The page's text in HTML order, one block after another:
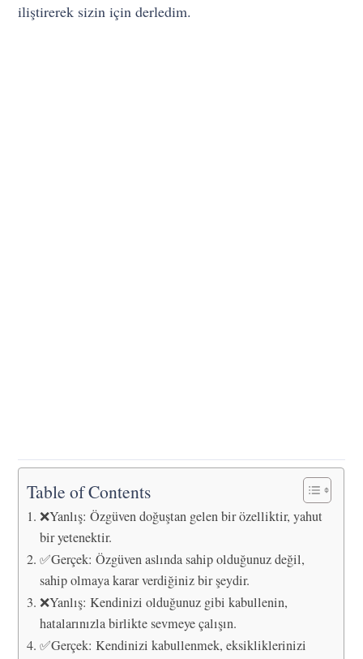
iliştirerek sizin için derledim.
Table of Contents
❌Yanlış: Özgüven doğuştan gelen bir özelliktir, yahut
bir yetenektir.
✅Gerçek: Özgüven aslında sahip olduğunuz değil,
sahip olmaya karar verdiğiniz bir şeydir.
❌Yanlış: Kendinizi olduğunuz gibi kabullenin,
hatalarınızla birlikte sevmeye çalışın.
✅Gerçek: Kendinizi kabullenmek, eksikliklerinizi